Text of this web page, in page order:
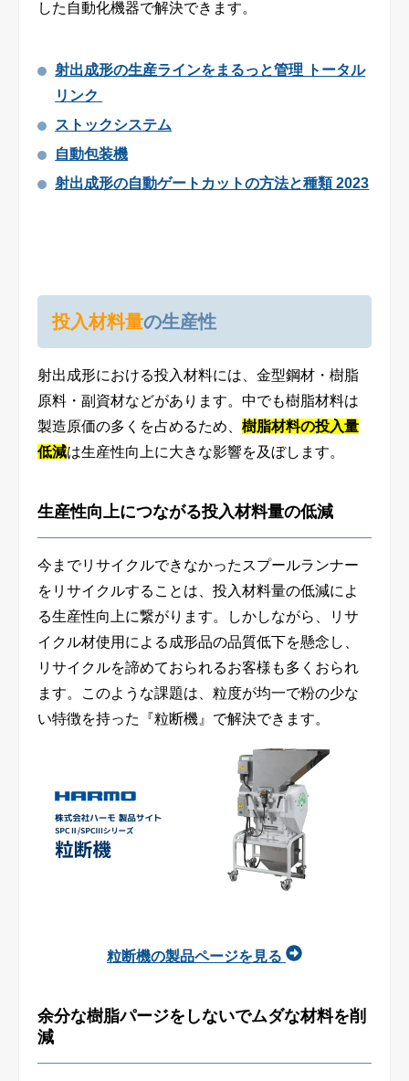
した自動化機器で解決できます。
射出成形の生産ラインをまるっと管理 トータル
リンク
ストックシステム
自動包装機
射出成形の自動ゲートカットの方法と種類 2023
投入材料量の生産性
射出成形における投入材料には、金型鋼材・樹脂
原料・副資材などがあります。中でも樹脂材料は
製造原価の多くを占めるため、 樹脂材料の投入量
低減は生産性向上に大きな影響を及ぼします。
生産性向上につながる投入材料量の低減
今までリサイクルできなかったスプールランナー
をリサイクルすることは、投入材料量の低減によ
る生産性向上に繋がります。しかしながら、リサ
イクル材使用による成形品の品質低下を懸念し、
リサイクルを諦めておられるお客様も多くおられ
ます。このような課題は、粒度が均一で粉の少な
い特徴を持った『粒断機』で解決できます。
粒断機の製品ページを見る
余分な樹脂パージをしないでムダな材料を削
減